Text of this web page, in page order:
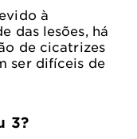
à
das lesões, há
de cicatrizes
ser difíceis de
3?